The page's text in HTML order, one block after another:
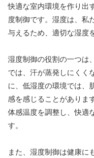
快適な室内環境を作り出
度制御です。湿度は、私
与えるため、適切な湿度
湿度制御の役割の一つは
では、汗が蒸発しにくく
に、低湿度の環境では、
感を感じることがありま
体感温度を調整し、快適
す。
また、湿度制御は健康に